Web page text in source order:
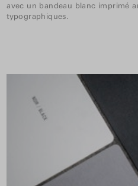
avec un bandeau blanc imprimé
typographiques.